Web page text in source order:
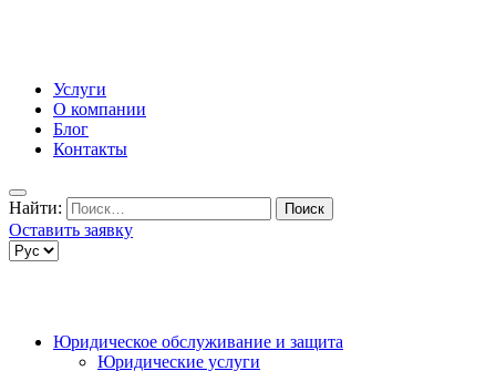
Услуги
О компании
Блог
Контакты
Найти:
Оставить заявку
Юридическое обслуживание и защита
Юридические услуги